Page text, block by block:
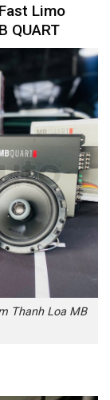
Limo
QUART
Thanh Loa MB